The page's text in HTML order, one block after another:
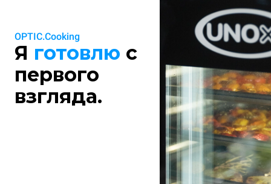
OPTIC.Cooking
Я готовлю с
первого
взгляда.